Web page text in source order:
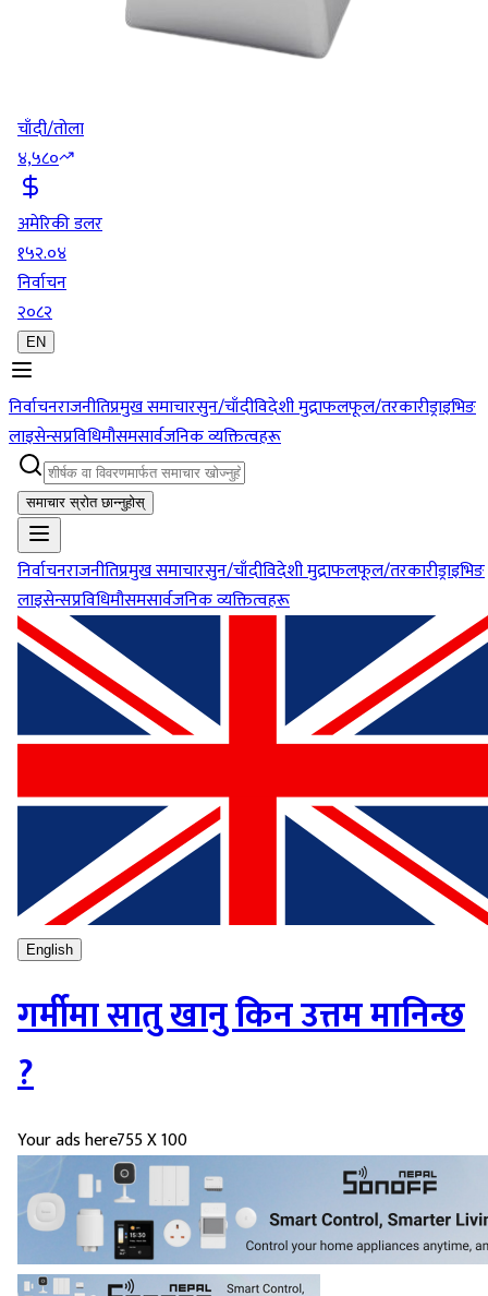
चाँदी/तोला
४,५८०
अमेरिकी डलर
१५२.०४
निर्वाचन
२०८२
EN
निर्वाचनराजनीतिप्रमुख समाचारसुन/चाँदीविदेशी मुद्राफलफूल/तरकारीड्राइभिङ
लाइसेन्सप्रविधिमौसमसार्वजनिक व्यक्तित्वहरू
समाचार स्रोत छान्नुहोस्
निर्वाचनराजनीतिप्रमुख समाचारसुन/चाँदीविदेशी मुद्राफलफूल/तरकारीड्राइभिङ
लाइसेन्सप्रविधिमौसमसार्वजनिक व्यक्तित्वहरू
English
गर्मीमा सातु खानु किन उत्तम मानिन्छ
?
Your ads here755 X 100